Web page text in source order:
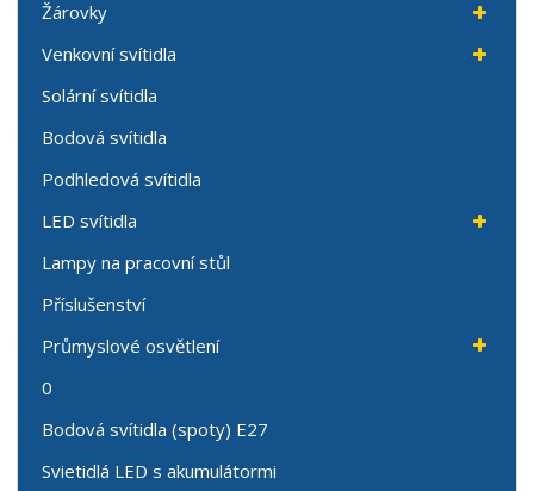
Žárovky
Venkovní svítidla
Solární svítidla
Bodová svítidla
Podhledová svítidla
LED svítidla
Lampy na pracovní stůl
Příslušenství
Průmyslové osvětlení
0
Bodová svítidla (spoty) E27
Svietidlá LED s akumulátormi